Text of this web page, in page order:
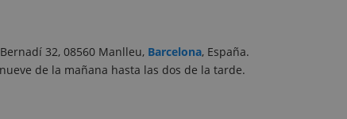
32, 08560 Manlleu, Barcelona, España.
de la mañana hasta las dos de la tarde.